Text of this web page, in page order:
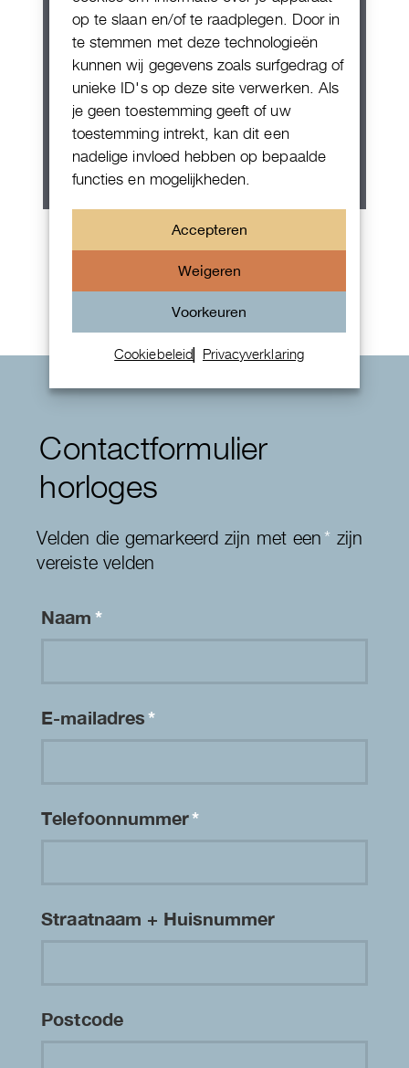
op te slaan en/of te raadplegen. Door in
te stemmen met deze technologieën
kunnen wij gegevens zoals surfgedrag of
unieke ID's op deze site verwerken. Als
je geen toestemming geeft of uw
toestemming intrekt, kan dit een
nadelige invloed hebben op bepaalde
functies en mogelijkheden.
Accepteren
Weigeren
Voorkeuren
Cookiebeleid Privacyverklaring
Patek Philippe Annual Calendar
Chornograaf
Contactformulier
horloges
Velden die gemarkeerd zijn met een* zijn
vereiste velden
Naam*
E-mailadres*
Telefoonnummer*
Straatnaam + Huisnummer
Postcode